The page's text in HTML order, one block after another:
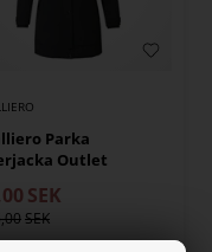
Parka
Outlet
SEK